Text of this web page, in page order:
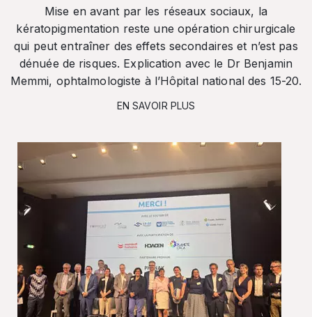
Mise en avant par les réseaux sociaux, la
kératopigmentation reste une opération chirurgicale
qui peut entraîner des effets secondaires et n’est pas
dénuée de risques. Explication avec le Dr Benjamin
Memmi, ophtalmologiste à l’Hôpital national des 15-20.
EN SAVOIR PLUS